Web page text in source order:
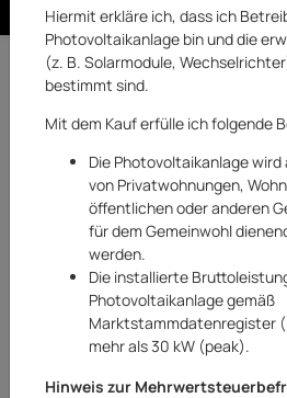
Zurück Garten & Outdoor
Hiermit erkläre ich, dass ich
Photovoltaikanlage bin und die
(z. B. Solarmodule,
bestimmt sind.
Mit dem Kauf erfülle ich folgende
Die Photovoltaikanlage wird
von Privatwohnungen,
öffentlichen oder anderen
für dem Gemeinwohl
werden.
Die installierte
Photovoltaikanlage gemäß
Marktstammdatenregister
mehr als 30 kW (peak).
Hinweis zur